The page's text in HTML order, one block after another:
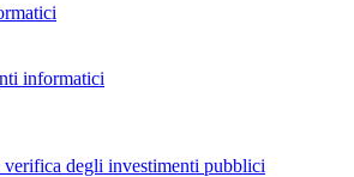
informatici
degli investimenti pubblici